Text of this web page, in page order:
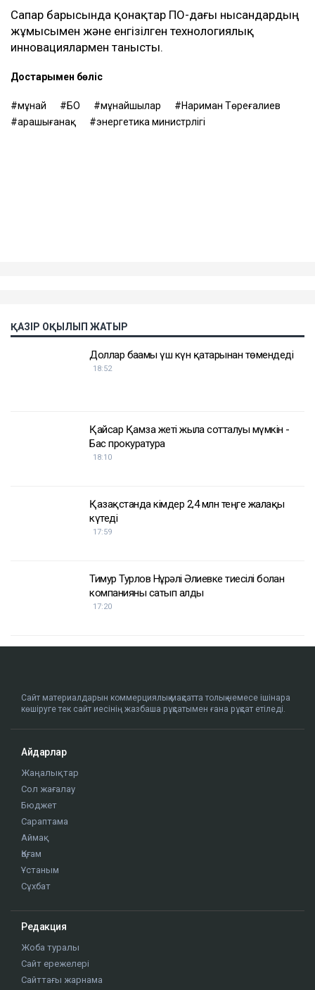
Сапар барысында қонақтар ҚПО-дағы нысандардың
жұмысымен және енгізілген технологиялық
инновациялармен танысты.
Достарыңмен бөліс
мұнай БҚО мұнайшылар
Нариман Төреғалиев
Қарашығанақ
энергетика министрлігі
ҚАЗІР ОҚЫЛЫП ЖАТЫР
Доллар бағамы үш күн қатарынан төмендеді
18:52
Қайсар Қамза жеті жылға сотталуы мүмкін -
Бас прокуратура
18:10
Қазақстанда кімдер 2,4 млн теңге жалақы
күтеді
17:59
Тимур Турлов Нұрәлі Әлиевке тиесілі болған
компанияны сатып алды
17:20
Сайт материалдарын коммерциялық мақсатта толық немесе ішінара
көшіруге тек сайт иесінің жазбаша рұқсатымен ғана рұқсат етіледі.
Айдарлар
Жаңалықтар
Сол жағалау
Бюджет
Сараптама
Аймақ
Қоғам
Ұстаным
Сұхбат
Редакция
Жоба туралы
Сайт ережелері
Сайттағы жарнама